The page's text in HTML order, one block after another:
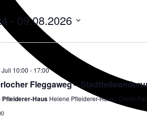
- 09.08.2026
Juli 10:00 - 17:00
Fleggaweg –
Pfleiderer-Haus Helene Pfleiderer-Haus / Große